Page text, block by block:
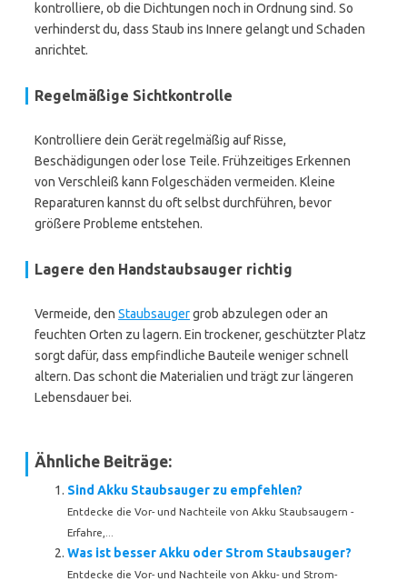
kontrolliere, ob die Dichtungen noch in Ordnung sind. So
verhinderst du, dass Staub ins Innere gelangt und Schaden
anrichtet.
Regelmäßige Sichtkontrolle
Kontrolliere dein Gerät regelmäßig auf Risse,
Beschädigungen oder lose Teile. Frühzeitiges Erkennen
von Verschleiß kann Folgeschäden vermeiden. Kleine
Reparaturen kannst du oft selbst durchführen, bevor
größere Probleme entstehen.
Lagere den Handstaubsauger richtig
Vermeide, den Staubsaugergrob abzulegen oder an
feuchten Orten zu lagern. Ein trockener, geschützter Platz
sorgt dafür, dass empfindliche Bauteile weniger schnell
altern. Das schont die Materialien und trägt zur längeren
Lebensdauer bei.
Ähnliche Beiträge:
Sind Akku Staubsauger zu empfehlen?
Entdecke die Vor- und Nachteile von Akku Staubsaugern -
Erfahre,...
Was ist besser Akku oder Strom Staubsauger?
Entdecke die Vor- und Nachteile von Akku- und Strom-